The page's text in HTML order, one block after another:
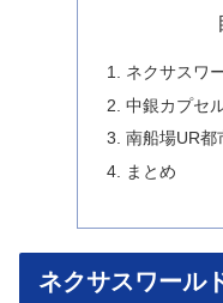
ネクサスワ
中銀カプセ
南船場UR都
まとめ
ネクサスワール